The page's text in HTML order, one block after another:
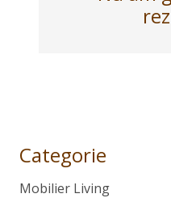
Categorie
Mobilier Living